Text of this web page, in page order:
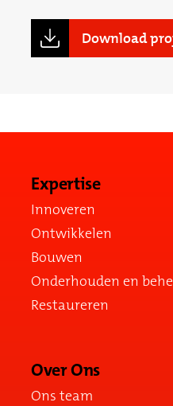
Download
Expertise
Innoveren
Ontwikkelen
Bouwen
Onderhouden en
Restaureren
Over Ons
Ons team